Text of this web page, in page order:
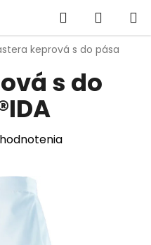
Hľadať
KOŠÍK
keprová s do pása
s do